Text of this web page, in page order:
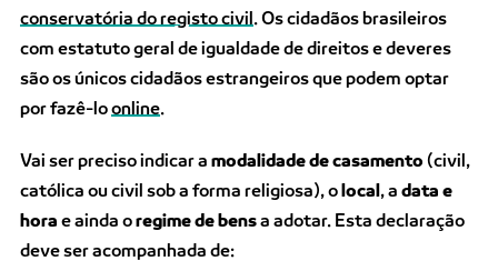
conservatória do registo civil . Os cidadãos brasileiros
com estatuto geral de igualdade de direitos e deveres
são os únicos cidadãos estrangeiros que podem optar
por fazê-loonline
Vai ser preciso indicar a modalidade de casamento (civil,
católica ou civil sob a forma religiosa), olocal, a data e
hora e ainda oregime de bensa adotar. Esta declaração
deve ser acompanhada de: